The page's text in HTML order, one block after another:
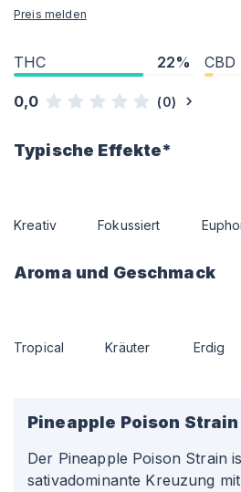
Preis melden
THC 22% CBD
0,0 (0)
Typische Effekte*
Kreativ Fokussiert
Aroma und Geschmack
Tropical Kräuter Erdig
Pineapple Poison Strain
Der Pineapple Poison Strain
sativadominante Kreuzung